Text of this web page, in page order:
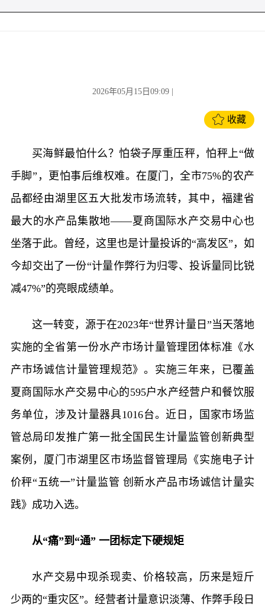
2026年05月15日09:09|
收藏
买海鲜最怕什么？怕袋子厚重压秤，怕秤上“做
手脚”，更怕事后维权难。在厦门，全市75%的农产
品都经由湖里区五大批发市场流转，其中，福建省
最大的水产品集散地——夏商国际水产交易中心也
坐落于此。曾经，这里也是计量投诉的“高发区”，如
今却交出了一份“计量作弊行为归零、投诉量同比锐
减47%”的亮眼成绩单。
这一转变，源于在2023年“世界计量日”当天落地
实施的全省第一份水产市场计量管理团体标准《水
产市场诚信计量管理规范》。实施三年来，已覆盖
夏商国际水产交易中心的595户水产经营户和餐饮服
务单位，涉及计量器具1016台。近日，国家市场监
管总局印发推广第一批全国民生计量监管创新典型
案例，厦门市湖里区市场监督管理局《实施电子计
价秤“五统一”计量监管 创新水产品市场诚信计量实
践》成功入选。
从“痛”到“通” 一团标定下硬规矩
水产交易中现杀现卖、价格较高，历来是短斤
少两的“重灾区”。经营者计量意识淡薄、作弊手段日